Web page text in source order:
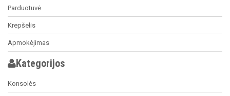
Parduotuvė
Krepšelis
Apmokėjimas
Kategorijos
Konsolės